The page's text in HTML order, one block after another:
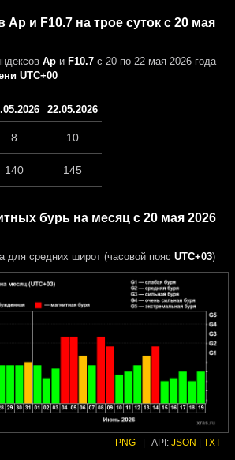
Ap и F10.7 на трое суток с 20 мая
Ap и F10.7 с 20 по 22 мая 2026 года
UTC+00
22.05.2026
8 10
140 145
бурь на месяц с 20 мая 2026
для средних широт (часовой пояс UTC+03)
PNG API: JSON TXT